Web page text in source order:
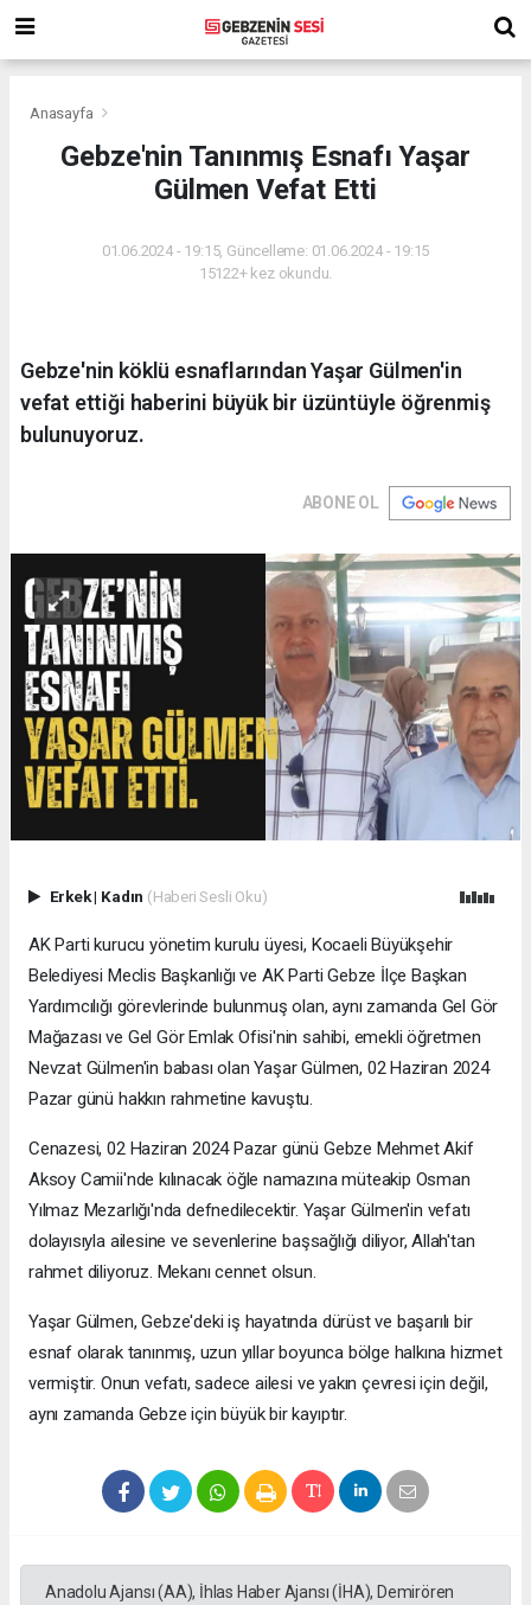
Anasayfa
Gebze'nin Tanınmış Esnafı Yaşar
Gülmen Vefat Etti
01.06.2024 - 19:15, Güncelleme: 01.06.2024 - 19:15
15122+ kez okundu.
Gebze'nin köklü esnaflarından Yaşar Gülmen'in
vefat ettiği haberini büyük bir üzüntüyle öğrenmiş
bulunuyoruz.
ABONE OL
Erkek| Kadın (Haberi Sesli Oku)
AK Parti kurucu yönetim kurulu üyesi, Kocaeli Büyükşehir
Belediyesi Meclis Başkanlığı ve AK Parti Gebze İlçe Başkan
Yardımcılığı görevlerinde bulunmuş olan, aynı zamanda Gel Gör
Mağazası ve Gel Gör Emlak Ofisi'nin sahibi, emekli öğretmen
Nevzat Gülmen'in babası olan Yaşar Gülmen, 02 Haziran 2024
Pazar günü hakkın rahmetine kavuştu.
Cenazesi, 02 Haziran 2024 Pazar günü Gebze Mehmet Akif
Aksoy Camii'nde kılınacak öğle namazına müteakip Osman
Yılmaz Mezarlığı'nda defnedilecektir. Yaşar Gülmen'in vefatı
dolayısıyla ailesine ve sevenlerine başsağlığı diliyor, Allah'tan
rahmet diliyoruz. Mekanı cennet olsun.
Yaşar Gülmen, Gebze'deki iş hayatında dürüst ve başarılı bir
esnaf olarak tanınmış, uzun yıllar boyunca bölge halkına hizmet
vermiştir. Onun vefatı, sadece ailesi ve yakın çevresi için değil,
aynı zamanda Gebze için büyük bir kayıptır.
Anadolu Ajansı (AA), İhlas Haber Ajansı (İHA), Demirören